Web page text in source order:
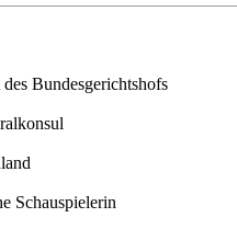
Bundesgerichtshofs
Schauspielerin